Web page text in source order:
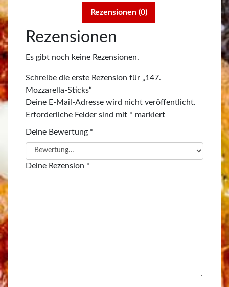
Rezensionen (0)
Rezensionen
Es gibt noch keine Rezensionen.
Schreibe die erste Rezension für „147.
Mozzarella-Sticks“
Deine E-Mail-Adresse wird nicht veröffentlicht.
Erforderliche Felder sind mit * markiert
Deine Bewertung *
Deine Rezension *